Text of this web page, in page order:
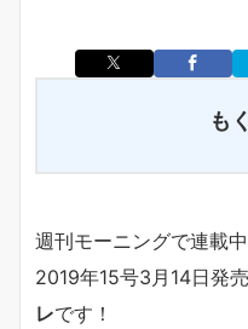
も
週刊モーニングで連載
2019年15号3月14日発
レです！